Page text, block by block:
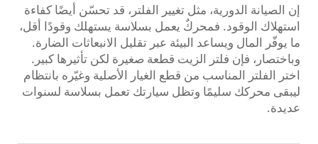
إن الصيانة الدورية، مثل تغيير الفلتر، قد تحسّن أيضًا كفاءة
استهلاك الوقود. فمحركٌ يعمل بسلاسة يستهلك وقودًا أقل،
ما يوفّر المال ويساعد البيئة عبر تقليل الانبعاثات الضارة.
وباختصار، فإن فلتر الزيت قطعة صغيرة لكن تأثيرها كبير.
اختر الفلتر المناسب من قطع الغيار الأصلية وغيّره بانتظام
ليبقى محركك سليمًا وتظل سيارتك تعمل بسلاسة لسنوات
عديدة.